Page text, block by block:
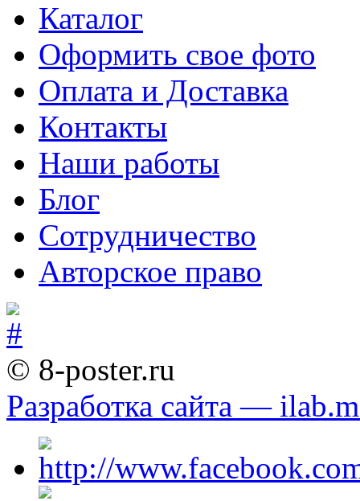
Каталог
Оформить свое фото
Оплата и Доставка
Контакты
Наши работы
Блог
Сотрудничество
Авторское право
© 8-poster.ru
Разработка сайта —